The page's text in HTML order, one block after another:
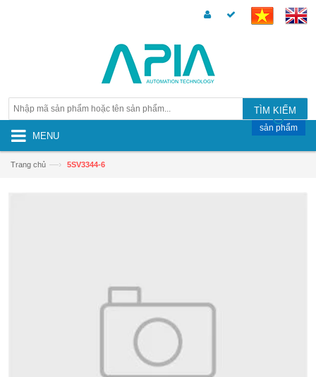
TÌM KIẾM
MENU
sản phẩm
Trang chủ —› 5SV3344-6